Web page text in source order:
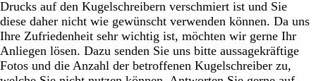
Drucks auf den Kugelschreibern verschmiert ist und Sie
diese daher nicht wie gewünscht verwenden können. Da uns
Ihre Zufriedenheit sehr wichtig ist, möchten wir gerne Ihr
Anliegen lösen. Dazu senden Sie uns bitte aussagekräftige
Fotos und die Anzahl der betroffenen Kugelschreiber zu,